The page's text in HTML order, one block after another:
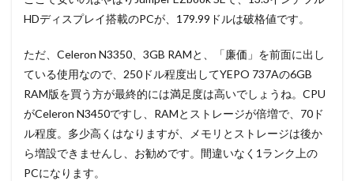
HDディスプレイ搭載のPCが、179.99ドルは破格値です。
ただ、Celeron N3350、3GB RAMと、「廉価」を前面に出し
ている使用なので、250ドル程度出してYEPO 737Aの6GB
RAM版を買う方が最終的には満足度は高いでしょうね。CPU
がCeleron N3450ですし、RAMとストレージが倍増で、70ド
ル程度。多少高くはなりますが、メモリとストレージは後か
ら増設できませんし、お勧めです。間違いなく1ランク上の
PCになります。